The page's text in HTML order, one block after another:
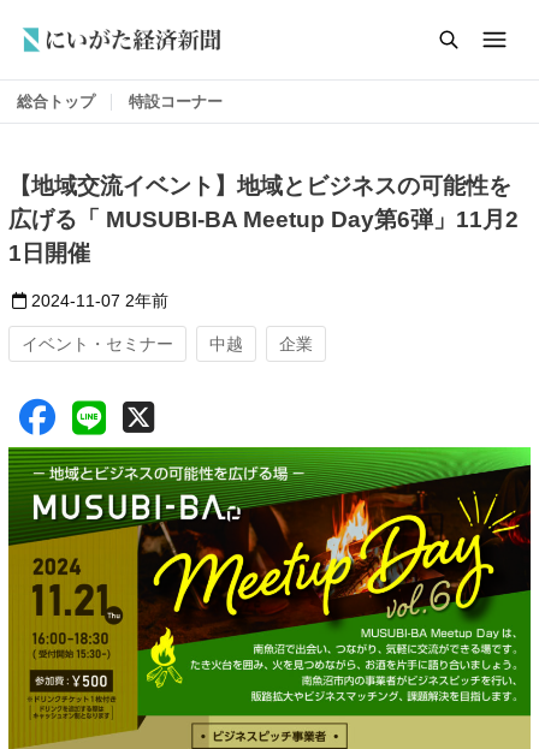
総合トップ 特設コーナー
【地域交流イベント】地域とビジネスの可能性を
広げる「 MUSUBI-BA Meetup Day第6弾」11月2
1日開催
2024-11-07 2年前
イベント・セミナー 中越 企業